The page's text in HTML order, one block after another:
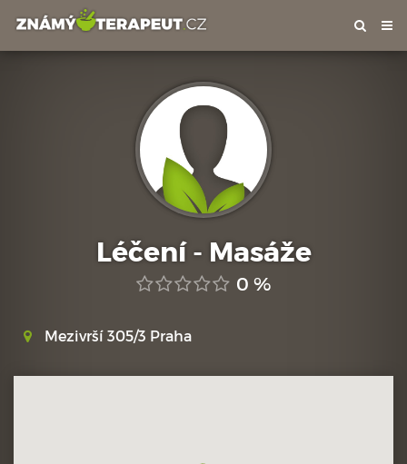
Léčení - Masáže
0 %
Mezivrší 305/3 Praha